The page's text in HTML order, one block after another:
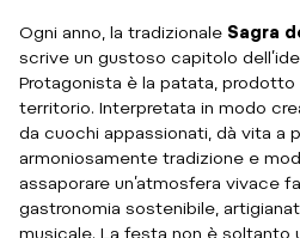
Ogni anno, la tradizionale Sagra
scrive un gustoso capitolo
Protagonista è la patata,
territorio. Interpretata in modo
da cuochi appassionati, dà vita a
armoniosamente tradizione e
assaporare un’atmosfera vivace
gastronomia sostenibile,
musicale. La festa non è soltanto